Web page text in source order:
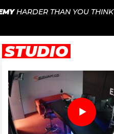
HARDER THAN YOU THINK
i výhrůžek
STUDIO